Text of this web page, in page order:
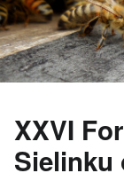
XXVI
Sielinku